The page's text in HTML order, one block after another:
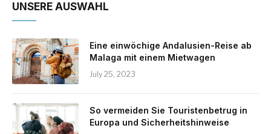
UNSERE AUSWAHL
Eine einwöchige Andalusien-Reise ab
Malaga mit einem Mietwagen
July 25, 2023
So vermeiden Sie Touristenbetrug in
Europa und Sicherheitshinweise